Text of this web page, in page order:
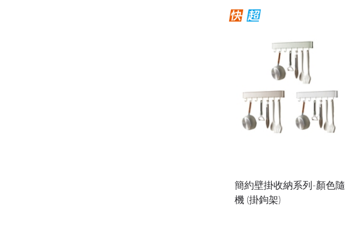
簡約壁掛收納系列-顏色隨
機 (掛鉤架)